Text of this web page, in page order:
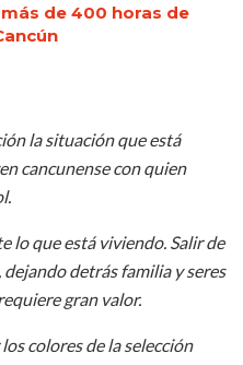
de 400 horas de
la situación que está
cancunense con quien
lo que está viviendo. Salir de
detrás familia y seres
gran valor.
colores de la selección